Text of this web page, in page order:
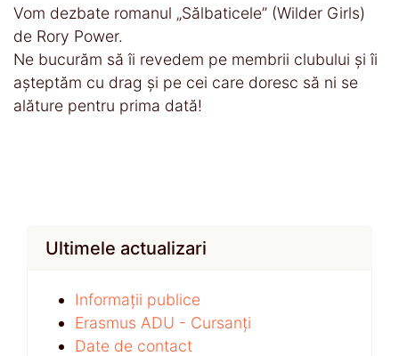
Vom dezbate romanul „Sălbaticele” (Wilder Girls)
de Rory Power.
Ne bucurăm să îi revedem pe membrii clubului și îi
așteptăm cu drag și pe cei care doresc să ni se
alăture pentru prima dată!
Ultimele actualizari
Informații publice
Erasmus ADU - Cursanți
Date de contact